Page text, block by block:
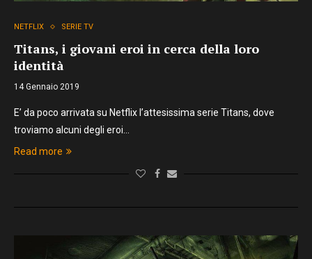
NETFLIX SERIE TV
Titans, i giovani eroi in cerca della loro
identità
14 Gennaio 2019
E’ da poco arrivata su Netflix l’attesissima serie Titans, dove
troviamo alcuni degli eroi…
Read more